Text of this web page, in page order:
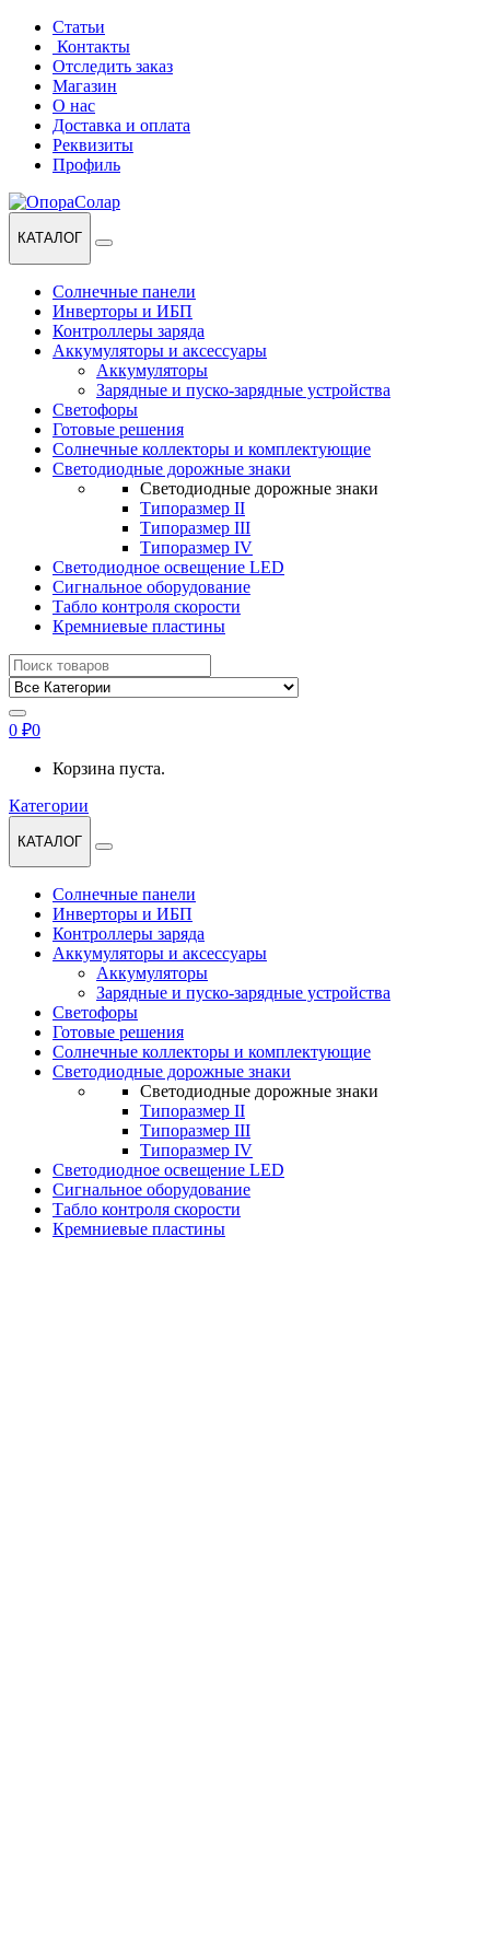
Перейти
навигации
Перейти
содержанию
Статьи
Контакты
Отследить заказ
Магазин
О нас
Доставка и оплата
Реквизиты
Профиль
КАТАЛОГ
Солнечные панели
Инверторы и ИБП
Контроллеры заряда
Аккумуляторы и аксессуары
Аккумуляторы
Зарядные и пуско-зарядные устройства
Светофоры
Готовые решения
Солнечные коллекторы и комплектующие
Светодиодные дорожные знаки
Светодиодные дорожные знаки
Типоразмер II
Типоразмер III
Типоразмер IV
Светодиодное освещение LED
Сигнальное оборудование
Табло контроля скорости
Кремниевые пластины
Найти:
0 ₽0
Корзина пуста.
Категории
КАТАЛОГ
Солнечные панели
Инверторы и ИБП
Контроллеры заряда
Аккумуляторы и аксессуары
Аккумуляторы
Зарядные и пуско-зарядные устройства
Светофоры
Готовые решения
Солнечные коллекторы и комплектующие
Светодиодные дорожные знаки
Светодиодные дорожные знаки
Типоразмер II
Типоразмер III
Типоразмер IV
Светодиодное освещение LED
Сигнальное оборудование
Табло контроля скорости
Кремниевые пластины